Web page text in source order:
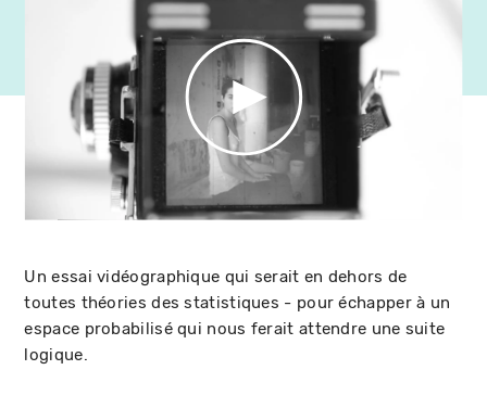
Un essai vidéographique qui serait en dehors de
toutes théories des statistiques - pour échapper à un
espace probabilisé qui nous ferait attendre une suite
logique.